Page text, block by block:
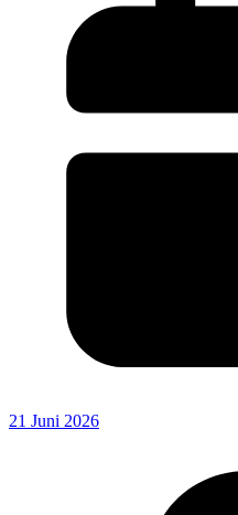
21 Juni 2026